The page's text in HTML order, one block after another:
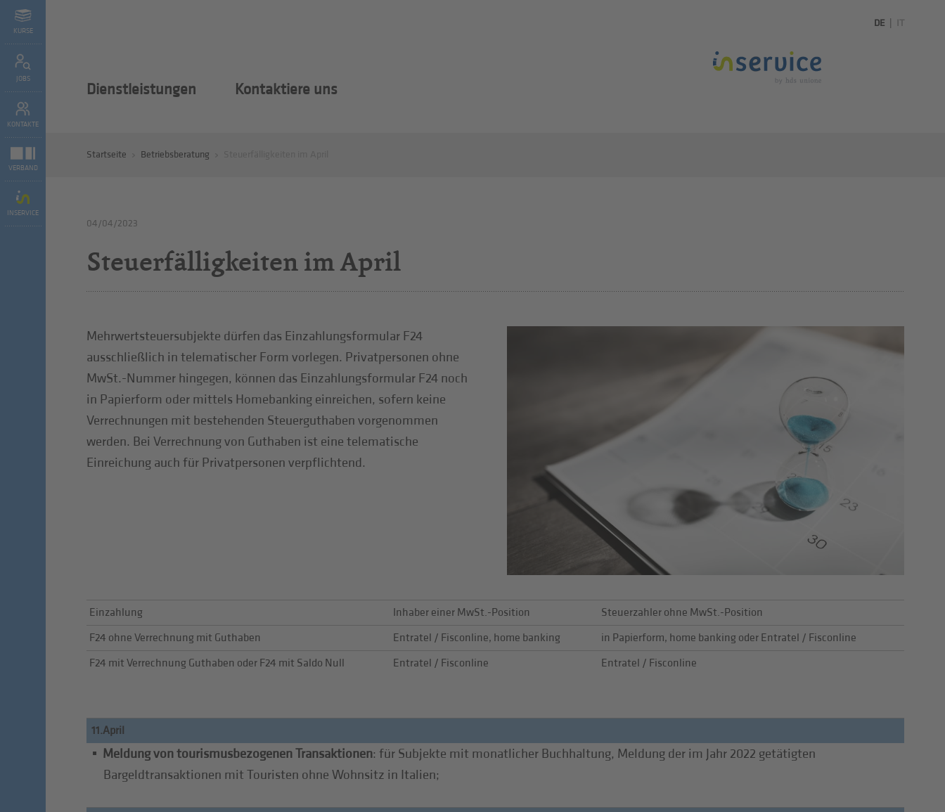
KURSE
JOBS
KONTAKTE
VERBAND
INSERVICE
DE IT
Dienstleistungen Kontaktiere uns
Startseite Betriebsberatung
04/04/2023
Steuerfälligkeiten im April
Mehrwertsteuersubjekte dürfen das Einzahlungsformular F24
ausschließlich in telematischer Form vorlegen. Privatpersonen ohne
MwSt.-Nummer hingegen, können das Einzahlungsformular F24 noch
in Papierform oder mittels Homebanking einreichen, sofern keine
Verrechnungen mit bestehenden Steuerguthaben vorgenommen
werden. Bei Verrechnung von Guthaben ist eine telematische
Einreichung auch für Privatpersonen verpflichtend.
Einzahlung Inhaber einer MwSt.-Position
Steuerzahler ohne MwSt.-Position
F24 ohne Verrechnung mit Guthaben
Entratel / Fisconline, home banking
in Papierform, home banking oder Entratel / Fisconline
F24 mit Verrechnung Guthaben oder F24 mit Saldo Null
Entratel / Fisconline Entratel / Fisconline
11.April
Meldung von tourismusbezogenen Transaktionen: für Subjekte mit monatlicher Buchhaltung, Meldung der im Jahr 2022 getätigten
Bargeldtransaktionen mit Touristen ohne Wohnsitz in Italien;